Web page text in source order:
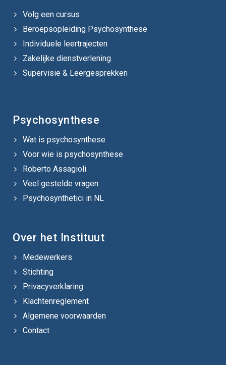
Volg een cursus
Beroepsopleiding Psychosynthese
Individuele leertrajecten
Zakelijke dienstverlening
Supervisie & Leergesprekken
Psychosynthese
Wat is psychosynthese
Voor wie is psychosynthese
Roberto Assagioli
Veel gestelde vragen
Psychosynthetici in NL
Over het Instituut
Medewerkers
Stichting
Privacyverklaring
Klachtenreglement
Algemene voorwaarden
Contact